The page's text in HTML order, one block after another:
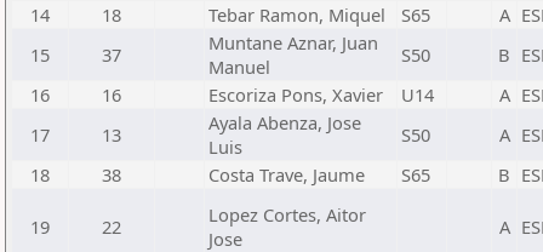
14
18 Tebar Ramon, Miquel S65 A
15
37
Muntane Aznar, Juan
Manuel
S50 B
16
16 Escoriza Pons, Xavier U14 A
17
13
Ayala Abenza, Jose
Luis
S50 A
18
38 Costa Trave, Jaume S65 B
19 22
Lopez Cortes, Aitor
Jose
A